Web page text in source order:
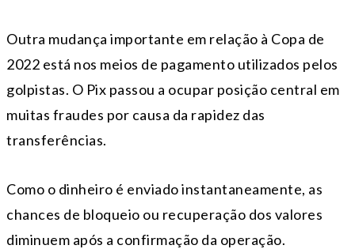
Outra mudança importante em relação à Copa de
2022 está nos meios de pagamento utilizados pelos
golpistas. O Pix passou a ocupar posição central em
muitas fraudes por causa da rapidez das
transferências.
Como o dinheiro é enviado instantaneamente, as
chances de bloqueio ou recuperação dos valores
diminuem após a confirmação da operação.